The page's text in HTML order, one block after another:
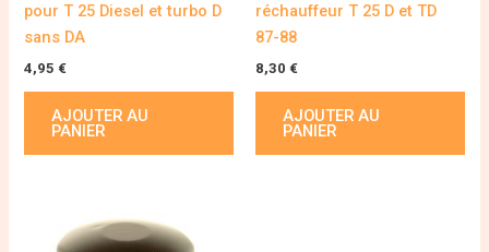
pour T 25 Diesel et turbo D
sans DA
4,95 €
AJOUTER AU
PANIER
réchauffeur T 25 D et TD
87-88
8,30 €
AJOUTER AU
PANIER